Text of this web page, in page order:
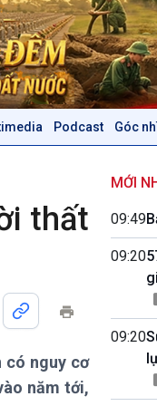
Podcast Góc
Trước giờ mở cửa
Dòng chảy Kinh tế
Tuyên chiến với gian
thương mại
Podcast
thất
có nguy cơ
năm tới,
MỚI
09:49
09:20
09:20